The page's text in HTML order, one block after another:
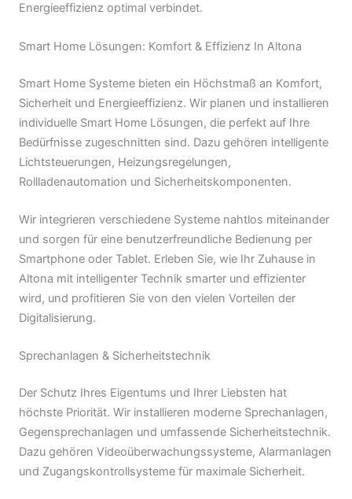
Energieeffizienz optimal verbindet.
Smart Home Lösungen: Komfort & Effizienz In Altona
Smart Home Systeme bieten ein Höchstmaß an Komfort,
Sicherheit und Energieeffizienz. Wir planen und installieren
individuelle Smart Home Lösungen, die perfekt auf Ihre
Bedürfnisse zugeschnitten sind. Dazu gehören intelligente
Lichtsteuerungen, Heizungsregelungen,
Rollladenautomation und Sicherheitskomponenten.
Wir integrieren verschiedene Systeme nahtlos miteinander
und sorgen für eine benutzerfreundliche Bedienung per
Smartphone oder Tablet. Erleben Sie, wie Ihr Zuhause in
Altona mit intelligenter Technik smarter und effizienter
wird, und profitieren Sie von den vielen Vorteilen der
Digitalisierung.
Sprechanlagen & Sicherheitstechnik
Der Schutz Ihres Eigentums und Ihrer Liebsten hat
höchste Priorität. Wir installieren moderne Sprechanlagen,
Gegensprechanlagen und umfassende Sicherheitstechnik.
Dazu gehören Videoüberwachungssysteme, Alarmanlagen
und Zugangskontrollsysteme für maximale Sicherheit.